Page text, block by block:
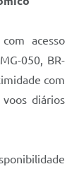
acesso
050, BR-
com
diários